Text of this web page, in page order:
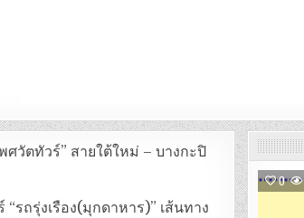
0
ศวัตทัวร์” สายใต้ใหม่ – บางกะปิ
“รถรุ่งเรือง(มุกดาหาร)” เส้นทาง